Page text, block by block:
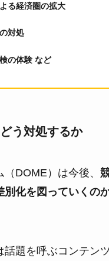
る経済圏の拡大
対処
の体験 など
う対処するか
DOME）は今後、
別化を図っていくの
話題を呼ぶコンテン